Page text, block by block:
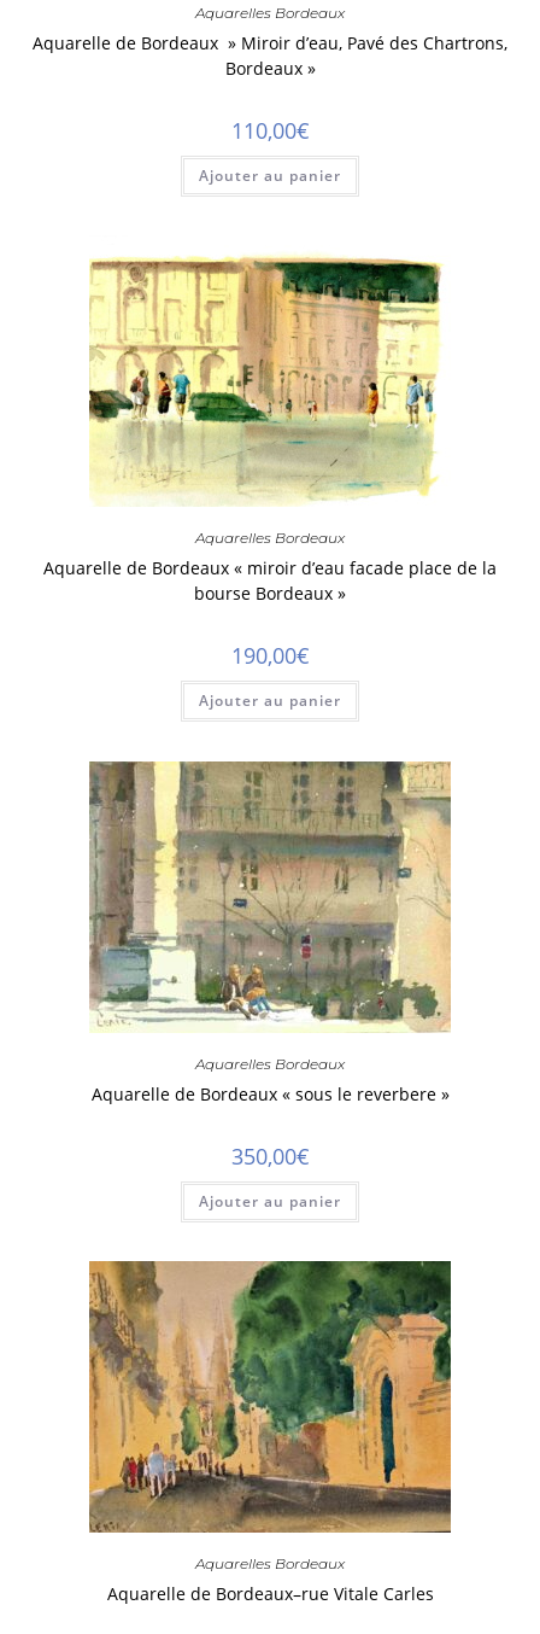
Aquarelles Bordeaux
Aquarelle de Bordeaux » Miroir d’eau, Pavé des Chartrons,
Bordeaux »
110,00€
Ajouter au panier
Aquarelles Bordeaux
Aquarelle de Bordeaux « miroir d’eau facade place de la
bourse Bordeaux »
190,00€
Ajouter au panier
Aquarelles Bordeaux
Aquarelle de Bordeaux « sous le reverbere »
350,00€
Ajouter au panier
Aquarelles Bordeaux
Aquarelle de Bordeaux–rue Vitale Carles